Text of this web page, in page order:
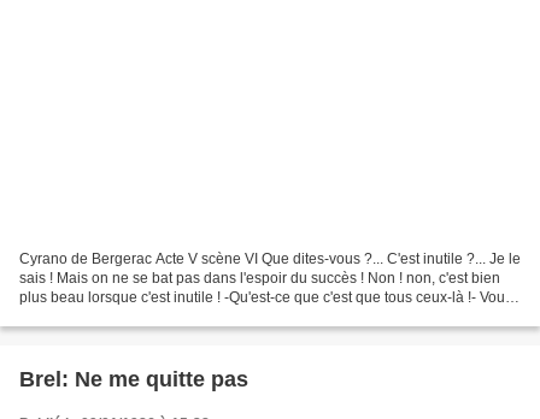
Cyrano de Bergerac Acte V scène VI Que dites-vous ?... C'est inutile ?... Je le
sais ! Mais on ne se bat pas dans l'espoir du succès ! Non ! non, c'est bien
plus beau lorsque c'est inutile ! -Qu'est-ce que c'est que tous ceux-là !- Vous
Brel: Ne me quitte pas